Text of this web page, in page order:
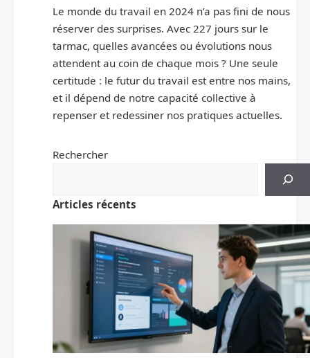
Le monde du travail en 2024 n’a pas fini de nous
réserver des surprises. Avec 227 jours sur le
tarmac, quelles avancées ou évolutions nous
attendent au coin de chaque mois ? Une seule
certitude : le futur du travail est entre nos mains,
et il dépend de notre capacité collective à
repenser et redessiner nos pratiques actuelles.
Rechercher
Articles récents